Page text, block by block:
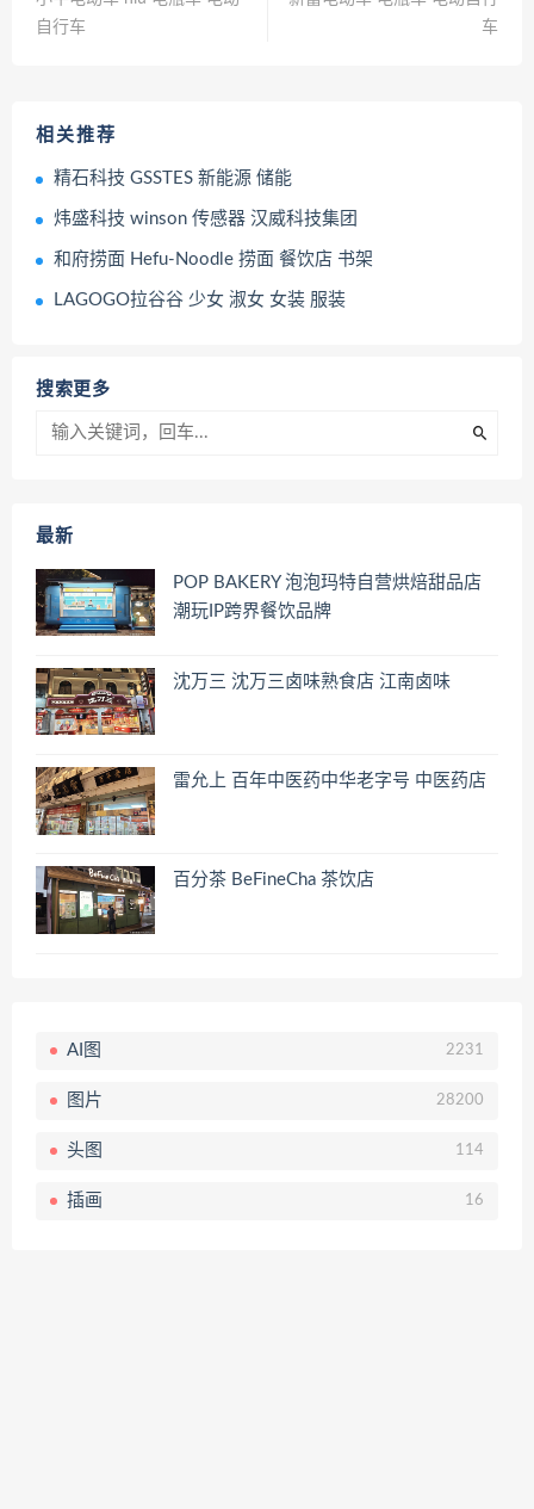
自行车
车
相关推荐
精石科技 GSSTES 新能源 储能
炜盛科技 winson 传感器 汉威科技集团
和府捞面 Hefu-Noodle 捞面 餐饮店 书架
LAGOGO拉谷谷 少女 淑女 女装 服装
搜索更多
最新
POP BAKERY 泡泡玛特自营烘焙甜品店
潮玩IP跨界餐饮品牌
沈万三 沈万三卤味熟食店 江南卤味
雷允上 百年中医药中华老字号 中医药店
百分茶 BeFineCha 茶饮店
AI图 2231
图片 28200
头图 114
插画 16